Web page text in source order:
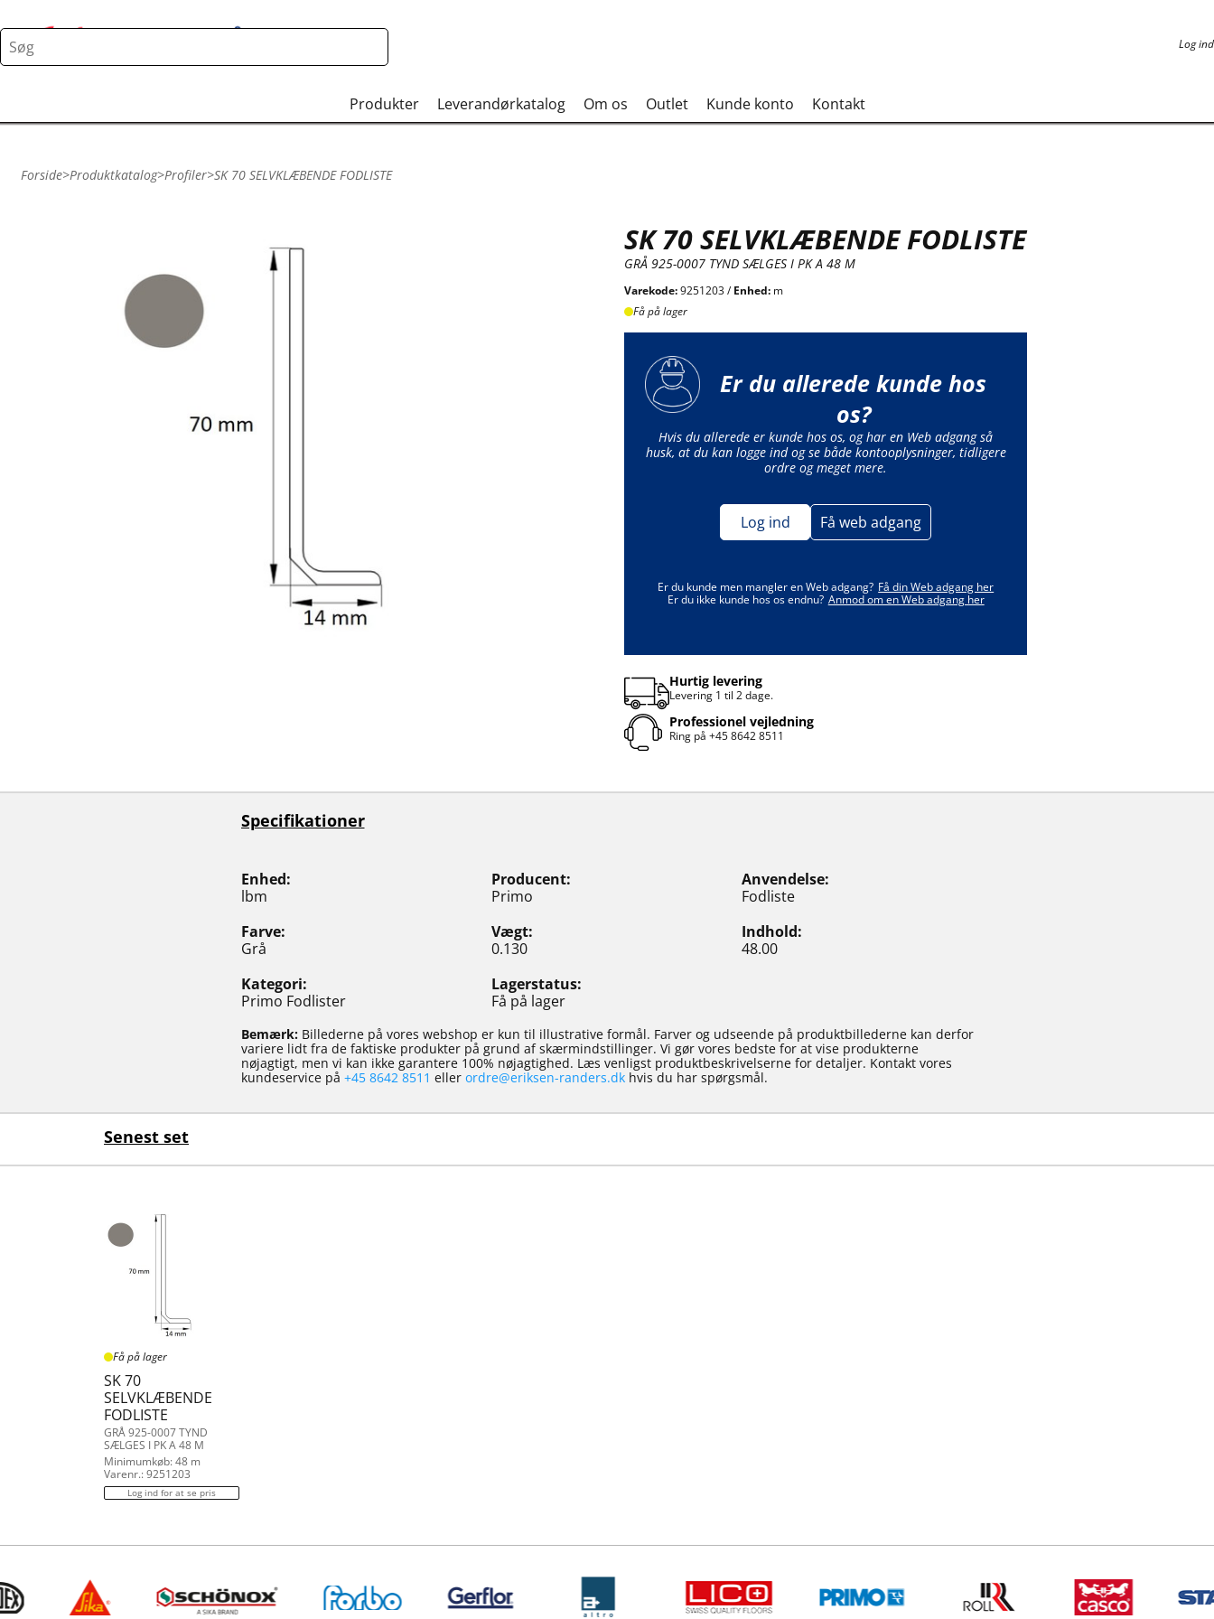
Log ind
Produkter Leverandørkatalog Om os Outlet Kunde konto Kontakt
Forside>Produktkatalog>Profiler>SK 70 SELVKLÆBENDE FODLISTE
SK 70 SELVKLÆBENDE FODLISTE
GRÅ 925-0007 TYND SÆLGES I PK A 48 M
Varekode:9251203 /Enhed: m
Få på lager
Er du allerede kunde hos
os?
Hvis du allerede er kunde hos os, og har en Web adgang så
husk, at du kan logge ind og se både kontooplysninger, tidligere
ordre og meget mere.
Log ind Få web adgang
Er du kunde men mangler en Web adgang? Få din Web adgang her
Er du ikke kunde hos os endnu? Anmod om en Web adgang her
Hurtig levering
Levering 1 til 2 dage.
Professionel vejledning
Ring på+45 8642 8511
Specifikationer
Enhed
lbm
Producent
Primo
Anvendelse
Fodliste
Farve
Grå
Vægt
0.130
Indhold
48.00
Kategori
Primo Fodlister
Lagerstatus
Få på lager
Bemærk:Billederne på vores webshop er kun til illustrative formål. Farver og udseende på produktbillederne kan derfor
variere lidt fra de faktiske produkter på grund af skærmindstillinger. Vi gør vores bedste for at vise produkterne
nøjagtigt, men vi kan ikke garantere 100% nøjagtighed. Læs venligst produktbeskrivelserne for detaljer. Kontakt vores
kundeservice på +45 8642 8511 eller ordre@eriksen-randers.dkhvis du har spørgsmål.
Senest set
Få på lager
SK 70
SELVKLÆBENDE
FODLISTE
GRÅ 925-0007 TYND
SÆLGES I PK A 48 M
Minimumkøb: 48 m
Varenr.: 9251203
Log ind for at se pris